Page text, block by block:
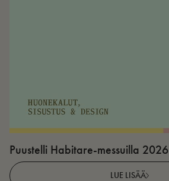
Puustelli Habitare-messuilla 2026
LUE LISÄÄ